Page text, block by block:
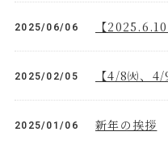
2025/06/06
2025/02/05
2025/01/06 新年の挨拶